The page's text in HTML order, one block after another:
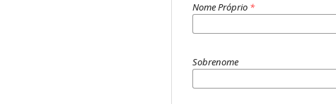
Nome Próprio *
Sobrenome